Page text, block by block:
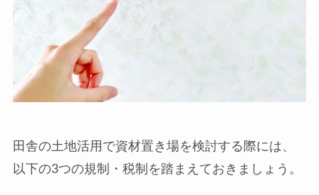
田舎の土地活用で資材置き場を検討する際には、
以下の3つの規制・税制を踏まえておきましょう。